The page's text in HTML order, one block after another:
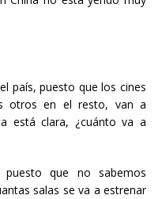
país, puesto que los cines
otros en el resto, van a
está clara, ¿cuánto va a
que no sabemos
salas se va a estrenar